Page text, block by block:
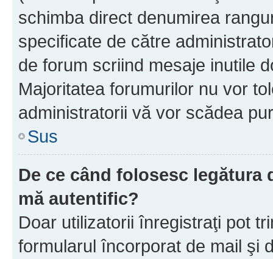
schimba direct denumirea
specificate de către
de forum scriind mesaje inutile
Majoritatea forumurilor nu vor
administratorii vă vor scădea
Sus
De ce când folosesc
mă autentific?
Doar utilizatorii înregistraţi pot
formularul încorporat de mail şi